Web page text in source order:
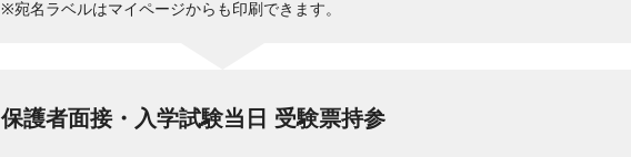
※宛名ラベルはマイページからも印刷できます。
保護者面接・入学試験当日 受験票持参